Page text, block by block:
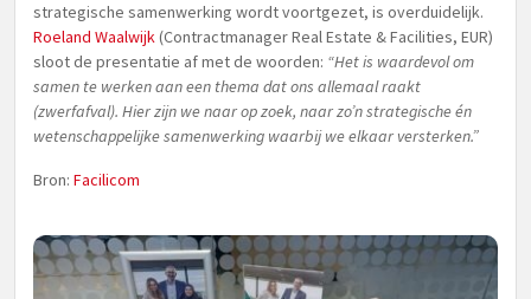
strategische samenwerking wordt voortgezet, is overduidelijk.
Roeland Waalwijk(Contractmanager Real Estate & Facilities, EUR)
sloot de presentatie af met de woorden: “Het is waardevol om
samen te werken aan een thema dat ons allemaal raakt
(zwerfafval). Hier zijn we naar op zoek, naar zo’n strategische én
wetenschappelijke samenwerking waarbij we elkaar versterken.”
Bron: Facilicom